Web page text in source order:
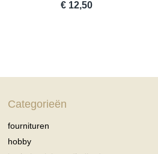
€ 12,50
Categorieën
fournituren
hobby